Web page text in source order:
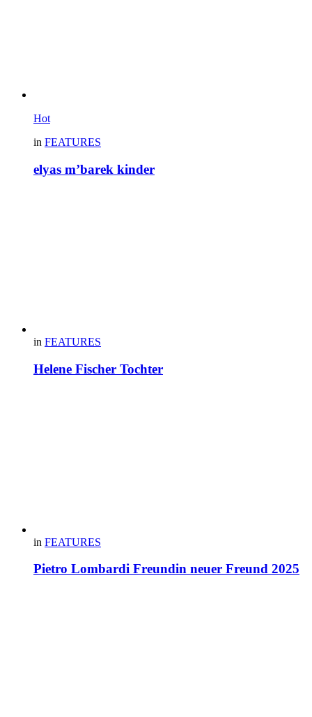
Hot
in FEATURES
elyas m’barek kinder
in FEATURES
Helene Fischer Tochter
in FEATURES
Pietro Lombardi Freundin neuer Freund 2025